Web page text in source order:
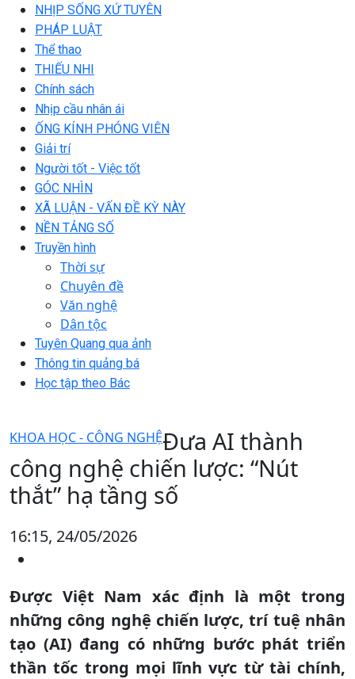
NHỊP SỐNG XỨ TUYÊN
PHÁP LUẬT
Thể thao
THIẾU NHI
Chính sách
Nhịp cầu nhân ái
ỐNG KÍNH PHÓNG VIÊN
Giải trí
Người tốt - Việc tốt
GÓC NHÌN
XÃ LUẬN - VẤN ĐỀ KỲ NÀY
NỀN TẢNG SỐ
Truyền hình
Thời sự
Chuyên đề
Văn nghệ
Dân tộc
Tuyên Quang qua ảnh
Thông tin quảng bá
Học tập theo Bác
KHOA HỌC - CÔNG NGHỆĐưa AI thành
công nghệ chiến lược: “Nút
thắt” hạ tầng số
16:15, 24/05/2026
Được Việt Nam xác định là một trong
những công nghệ chiến lược, trí tuệ nhân
tạo (AI) đang có những bước phát triển
thần tốc trong mọi lĩnh vực từ tài chính,